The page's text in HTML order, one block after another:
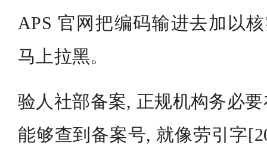
APS 官网把编码输进去加以
马上拉黑。
验人社部备案, 正规机构务必
能够查到备案号, 就像劳引字